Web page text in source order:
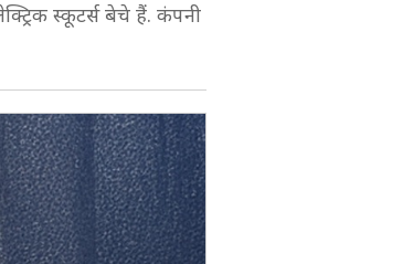
स्कूटर्स बेचे हैं. कंपनी